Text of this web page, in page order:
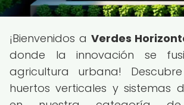
¡Bienvenidos a Verdes
donde la innovación se
agricultura urbana!
huertos verticales y sistemas